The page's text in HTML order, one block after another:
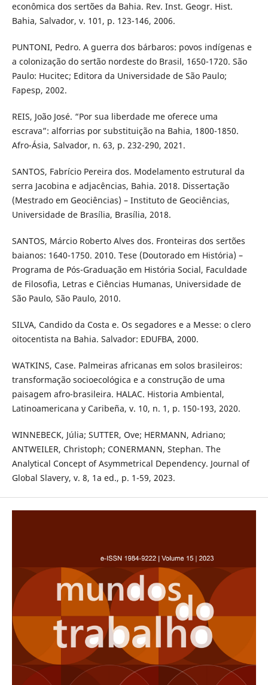
econômica dos sertões da Bahia. Rev. Inst. Geogr. Hist.
Bahia, Salvador, v. 101, p. 123-146, 2006.
PUNTONI, Pedro. A guerra dos bárbaros: povos indígenas e
a colonização do sertão nordeste do Brasil, 1650-1720. São
Paulo: Hucitec; Editora da Universidade de São Paulo;
Fapesp, 2002.
REIS, João José. “Por sua liberdade me oferece uma
escrava”: alforrias por substituição na Bahia, 1800-1850.
Afro-Ásia, Salvador, n. 63, p. 232-290, 2021.
SANTOS, Fabrício Pereira dos. Modelamento estrutural da
serra Jacobina e adjacências, Bahia. 2018. Dissertação
(Mestrado em Geociências) – Instituto de Geociências,
Universidade de Brasília, Brasília, 2018.
SANTOS, Márcio Roberto Alves dos. Fronteiras dos sertões
baianos: 1640-1750. 2010. Tese (Doutorado em História) –
Programa de Pós-Graduação em História Social, Faculdade
de Filosofia, Letras e Ciências Humanas, Universidade de
São Paulo, São Paulo, 2010.
SILVA, Candido da Costa e. Os segadores e a Messe: o clero
oitocentista na Bahia. Salvador: EDUFBA, 2000.
WATKINS, Case. Palmeiras africanas em solos brasileiros:
transformação socioecológica e a construção de uma
paisagem afro-brasileira. HALAC. Historia Ambiental,
Latinoamericana y Caribeña, v. 10, n. 1, p. 150-193, 2020.
WINNEBECK, Júlia; SUTTER, Ove; HERMANN, Adriano;
ANTWEILER, Christoph; CONERMANN, Stephan. The
Analytical Concept of Asymmetrical Dependency. Journal of
Global Slavery, v. 8, 1a ed., p. 1-59, 2023.